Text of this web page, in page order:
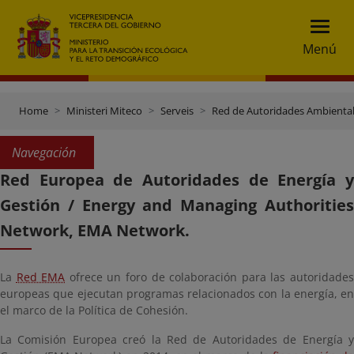
Menú
Home Ministeri Miteco Serveis Red de Autoridades
Navegación
Red Europea de Autoridades de Energía y
Gestión / Energy and Managing Authorities
Network, EMA Network.
La Red EMA ofrece un foro de colaboración para las autoridades
europeas que ejecutan programas relacionados con la energía, en
el marco de la Política de Cohesión.
La Comisión Europea creó la Red de Autoridades de Energía y